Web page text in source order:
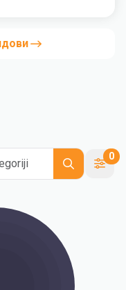
0